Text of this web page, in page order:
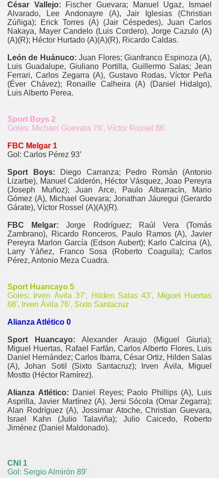
César Vallejo: Fischer Guevara; Manuel Ugaz, Ismael
Alvarado, Lee Andonayre (A), Jair Iglesias (Christian
Zúñiga); Erick Torres (A) (Jair Céspedes), Juan Carlos
Nakaya, Mayer Candelo (Luis Cordero), Jorge Cazulo (A)
(A)(R); Héctor Hurtado (A)(A)(R), Ricardo Caldas.
León de Huánuco: Juan Flores; Gianfranco Espinoza (A),
Luis Guadalupe, Giuliano Portilla, Guillermo Salas; Jean
Ferrari, Carlos Zegarra (A), Gustavo Rodas, Víctor Peña
(Éver Chávez); Ronaille Calheira (A) (Daniel Hidalgo),
Luis Alberto Perea.
Sport Boys 2
Goles: Michael Guevara 76', Víctor Rossel 86'
FBC Melgar 1
Gol: Carlos Pérez 93’
Sport Boys: Diego Carranza; Pedro Román (Antonio
Lizarbe), Manuel Calderón, Héctor Vásquez, Joao Pereyra
(Joseph Muñoz); Juan Arce, Paulo Albarracín, Mario
Gómez (A), Michael Guevara; Jonathan Jáuregui (Gerardo
Gárate), Víctor Rossel (A)(A)(R).
FBC Melgar:Jorge Rodríguez; Raúl Vera (Tomás
Zambrano), Ricardo Ronceros, Paulo Ramos (A), Javier
Pereyra Marlon García (Edson Aubert); Karlo Calcina (A),
Larry Yáñez, Franco Sosa (Roberto Coaguila); Carlos
Pérez, Antonio Meza Cuadra.
Sport Huancayo 5
Goles: Irven Ávila 37', Hilden Salas 43', Miguel Huertas
68', Irven Ávila 76', Sixto Santacruz
Alianza Atlético 0
Sport Huancayo: Alexander Araujo (Miguel Giuria);
Miguel Huertas, Rafael Farfán, Carlos Alberto Flores, Luis
Daniel Hernández; Carlos Ibarra, César Ortiz, Hilden Salas
(A), Johan Sotil (Sixto Santacruz); Irven Ávila, Miguel
Mostto (Héctor Ramírez).
Alianza Atlético: Daniel Reyes; Paolo Phillips (A), Luis
Asprilla, Javier Martínez (A), Jersi Sócola (Omar Zegarra);
Alan Rodríguez (A), Jossimar Atoche, Christian Guevara,
Israel Kahn (Julio Talaviña); Julio Caicedo, Roberto
Jiménez (Daniel Maldonado).
CNI 1
Gol: Sergio Almirón 89'